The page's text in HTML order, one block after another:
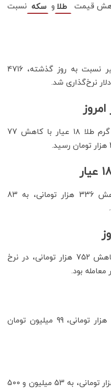
قیمت‌‌‌
طلا و سکه نسبت
قیمت طلای جهانی بدون تغییر نسبت به روز گذشته، 4716
نرخ‌گذاری شد.
کاهش یافت. هر گرم طلا ۱۸ عیار با کاهش 77
هر مثقال طلا ۱۸ عیار با کاهش 336 هزار تومانی، به 83
امامی امروز با کاهش 752 هزار تومانی، در نرخ
نیم سکه امروز با کاهش 900 هزار تومانی، 99 میلیون تومان
ربع سکه امروز با کاهش 590 هزار تومانی، به 53 میلیون و 500